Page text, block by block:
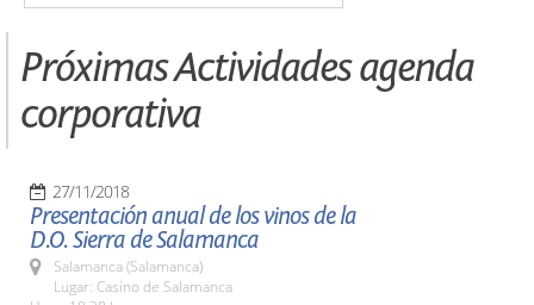
Próximas Actividades agenda
corporativa
27/11/2018
Presentación anual de los vinos de la
D.O. Sierra de Salamanca
Salamanca (Salamanca)
Lugar: Casino de Salamanca